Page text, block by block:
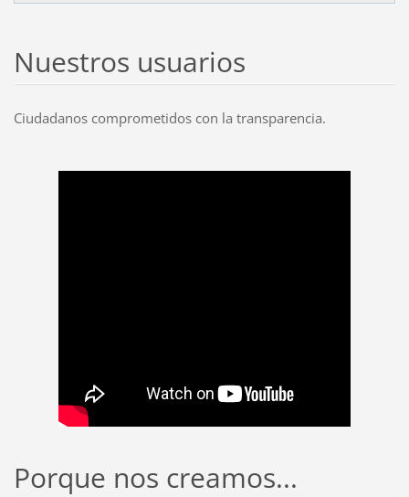
Nuestros usuarios
Ciudadanos comprometidos con la transparencia.
Porque nos creamos...